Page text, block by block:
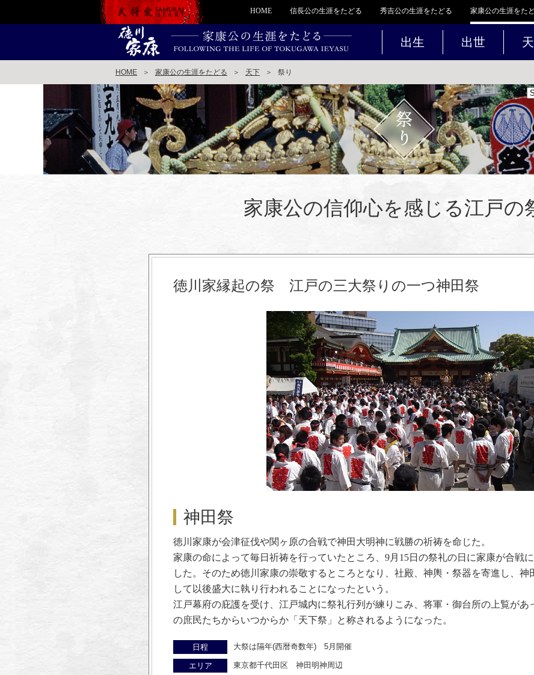
HOME 信長公の生涯をたどる 秀吉公の生涯をたどる 家康公の生涯をた
HOME ＞ 家康公の生涯をたどる ＞ 天下 ＞ 祭り
出生 出世
家康公の信仰心を感じる江戸の
徳川家縁起の祭 江戸の三大祭りの一つ神田祭
神田祭
徳川家康が会津征伐や関ヶ原の合戦で神田大明神に戦勝の祈祷を命じた。
家康の命によって毎日祈祷を行っていたところ、9月15日の祭礼の日に家康が合戦
した。そのため徳川家康の崇敬するところとなり、社殿、神輿・祭器を寄進し、神
して以後盛大に執り行われることになったという。
江戸幕府の庇護を受け、江戸城内に祭礼行列が練りこみ、将軍・御台所の上覧があ
の庶民たちからいつからか「天下祭」と称されるようになった。
日程 大祭は隔年(西暦奇数年) 5月開催
エリア 東京都千代田区 神田明神周辺